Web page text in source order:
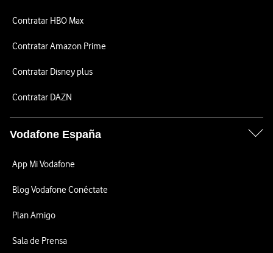
Contratar HBO Max
Contratar Amazon Prime
Contratar Disney plus
Contratar DAZN
Vodafone España
App Mi Vodafone
Blog Vodafone Conéctate
Plan Amigo
Sala de Prensa